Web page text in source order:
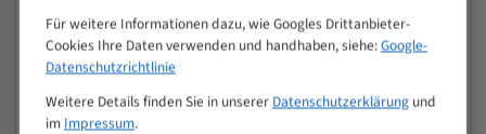
M (mm)
Zähne pro
Zoll (ZpZ)
>
25
10/14
Für weitere Informationen dazu, wie Googles Drittanbieter-
Cookies Ihre Daten verwenden und handhaben, siehe:Google-
Datenschutzrichtlinie
Weitere Details finden Sie in unserer Datenschutzerklärungund
im Impressum.